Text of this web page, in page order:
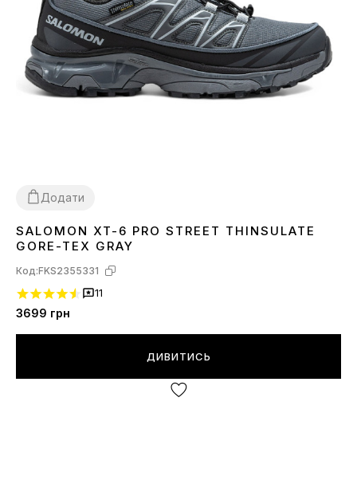
Додати
414243 44 45 46
SALOMON XT-6 PRO STREET THINSULATE
GORE-TEX GRAY
Код:FKS2355331
11
3699 грн
ДИВИТИСЬ